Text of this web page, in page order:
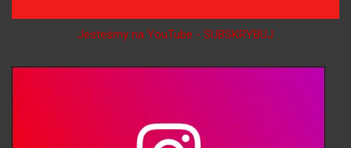
Jesteśmy na YouTube - SUBSKRYBUJ